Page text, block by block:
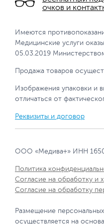
очков и
Имеются
Медицинские услуги
05.03.2019
Продажа товаров
Изображения упаковки и
отличаться от
Реквизиты и договор
ООО «Медива+» ИНН
Политика
Согласие на обработку и
Согласие на обработку
Размещение
осуществляется на